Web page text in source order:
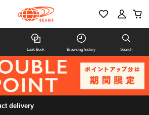
Look Book Browsing history Search
delivery